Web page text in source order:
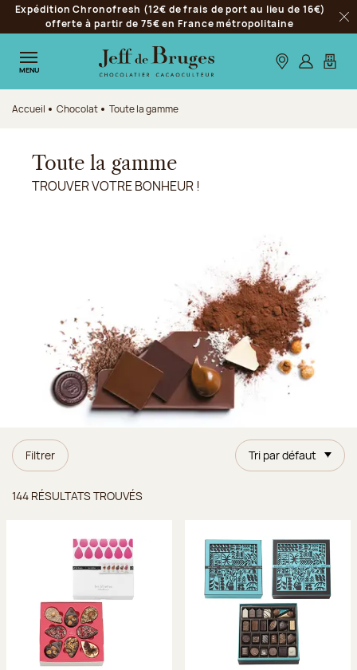
Aller à la navigation
Aller au contenu principal
Aller au pied de page
Expédition Chronofresh (12€ de frais de port au lieu de 16€)
offerte à partir de 75€ en France métropolitaine
MENU Nos boutiques
S’identifier
Mon
Accueil Chocolat Toute la gamme
Toute la gamme
TROUVER VOTRE BONHEUR !
Filtrer Tri par défaut
144 RÉSULTATS TROUVÉS